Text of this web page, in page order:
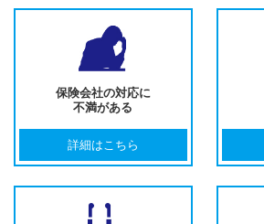
保険会社の対応に
不満がある
詳細はこちら